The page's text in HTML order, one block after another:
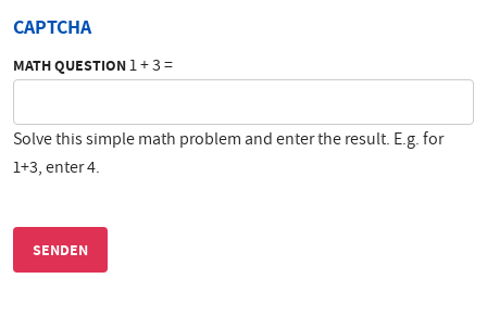
CAPTCHA
MATH QUESTION1 + 3 =
Solve this simple math problem and enter the result. E.g. for
1+3, enter 4.